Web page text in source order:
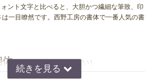
ォント文字と比べると、大胆かつ繊細な筆致、印
一目瞭然です。西野工房の書体で一番人気の書
体 （いんてんいんそうたい）